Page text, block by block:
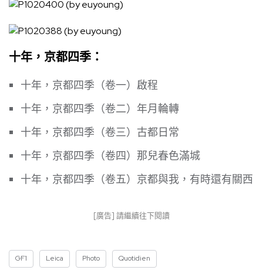
十年，京都四季：
十年，京都四季（卷一）啟程
十年，京都四季（卷二）年月輪轉
十年，京都四季（卷三）古都日常
十年，京都四季（卷四）那兒春色滿城
十年，京都四季（卷五）京都與我，有時還有關西
[廣告] 請繼續往下閱讀
GF1 Leica Photo Quotidien